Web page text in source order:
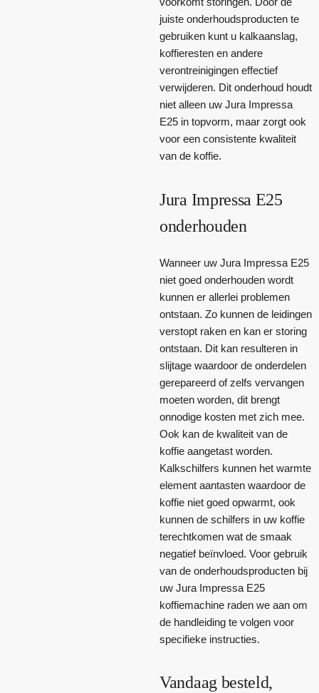
juiste onderhoudsproducten te
gebruiken kunt u kalkaanslag,
koffieresten en andere
verontreinigingen effectief
verwijderen. Dit onderhoud houdt
niet alleen uw Jura Impressa
E25 in topvorm, maar zorgt ook
voor een consistente kwaliteit
van de koffie.
Jura Impressa E25
onderhouden
Wanneer uw Jura Impressa E25
niet goed onderhouden wordt
kunnen er allerlei problemen
ontstaan. Zo kunnen de leidingen
verstopt raken en kan er storing
ontstaan. Dit kan resulteren in
slijtage waardoor de onderdelen
gerepareerd of zelfs vervangen
moeten worden, dit brengt
onnodige kosten met zich mee.
Ook kan de kwaliteit van de
koffie aangetast worden.
Kalkschilfers kunnen het warmte
element aantasten waardoor de
koffie niet goed opwarmt, ook
kunnen de schilfers in uw koffie
terechtkomen wat de smaak
negatief beïnvloed. Voor gebruik
van de onderhoudsproducten bij
uw Jura Impressa E25
koffiemachine raden we aan om
de handleiding te volgen voor
specifieke instructies.
Vandaag besteld,